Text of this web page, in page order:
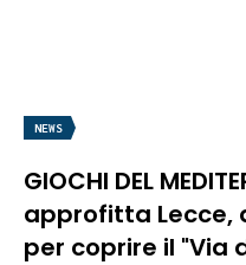
NEWS
GIOCHI DEL
approfitta Lecce,
per coprire il "Via